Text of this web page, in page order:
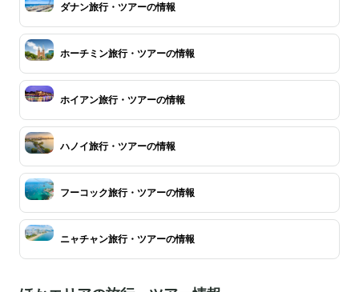
ダナン旅行・ツアーの情報
ホーチミン旅行・ツアーの情報
ホイアン旅行・ツアーの情報
ハノイ旅行・ツアーの情報
フーコック旅行・ツアーの情報
ニャチャン旅行・ツアーの情報